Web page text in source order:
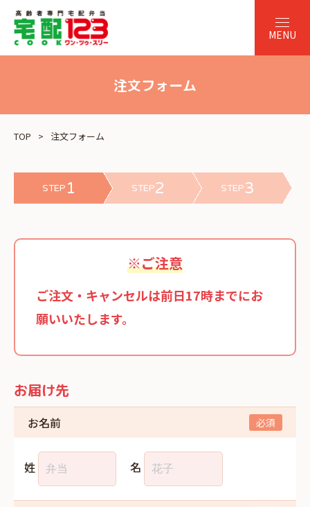
注文フォーム
TOP 注文フォーム
STEP 1 STEP2 STEP3
※ご注意
ご注文・キャンセルは前日17時までにお
願いいたします。
お届け先
お名前
姓 名